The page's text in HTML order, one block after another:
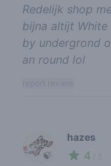
Redelijk shop
bijna altijt
by undergrond
an round lol
🍃
hazes
4